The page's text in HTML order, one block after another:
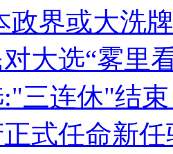
霸凌主义
片面不公正
政界或大洗
大选“雾里
:"三连休"结
正式任命新